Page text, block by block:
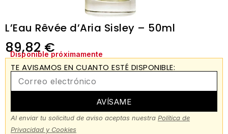
L’Eau Rêvée d’Aria Sisley – 50ml
89,82€
Disponible próximamente
TE AVISAMOS EN CUANTO ESTÉ DISPONIBLE:
AVÍSAME
Al enviar tu solicitud de aviso aceptas nuestra Política de
Privacidad y Cookies